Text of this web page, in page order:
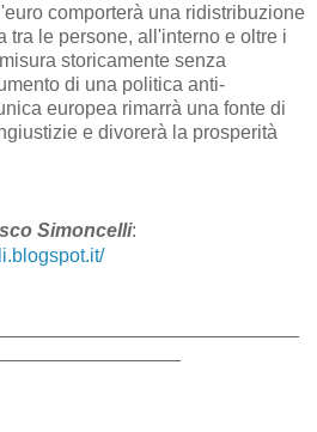
comporterà una ridistribuzione
tra le persone, all'interno e oltre i
storicamente senza
di una politica anti-
europea rimarrà una fonte di
e divorerà la prosperità
Simoncelli: